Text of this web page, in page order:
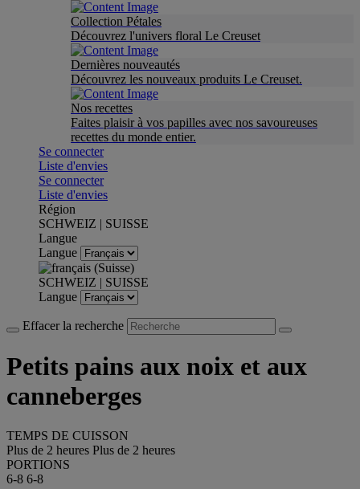
Collection Pétales
Découvrez l'univers floral Le Creuset
Dernières nouveautés
Découvrez les nouveaux produits Le Creuset.
Nos recettes
Faites plaisir à vos papilles avec nos savoureuses
recettes du monde entier.
Se connecter
Liste d'envies
Se connecter
Liste d'envies
Région
SCHWEIZ | SUISSE
Langue
Langue
SCHWEIZ | SUISSE
Langue
Effacer la recherche
Petits pains aux noix et aux
canneberges
TEMPS DE CUISSON
Plus de 2 heures Plus de 2 heures
PORTIONS
6-8 6-8